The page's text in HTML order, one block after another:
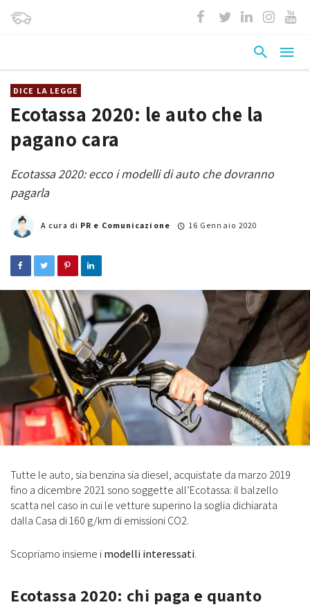
DICE LA LEGGE
Ecotassa 2020: le auto che la
pagano cara
Ecotassa 2020: ecco i modelli di auto che dovranno
pagarla
A cura di PR e Comunicazione 16 Gennaio 2020
Tutte le auto, sia benzina sia diesel, acquistate da marzo 2019
fino a dicembre 2021 sono soggette all’Ecotassa: il balzello
scatta nel caso in cui le vetture superino la soglia dichiarata
dalla Casa di 160 g/km di emissioni CO2.
Scopriamo insieme imodelli interessati.
Ecotassa 2020: chi paga e quanto